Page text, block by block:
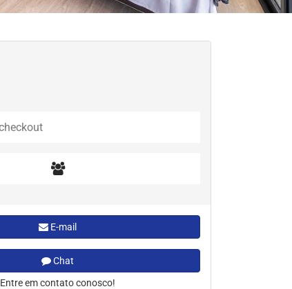
E-mail
Chat
Entre em contato conosco!